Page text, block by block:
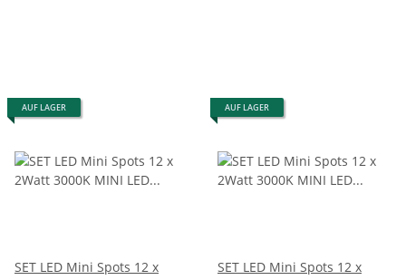
AUF LAGER
SET LED Mini Spots 12 x
AUF LAGER
SET LED Mini Spots 12 x